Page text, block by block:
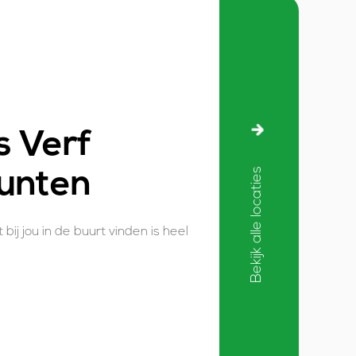
Verf
jou in de buurt vinden is heel Bekijk alle locaties